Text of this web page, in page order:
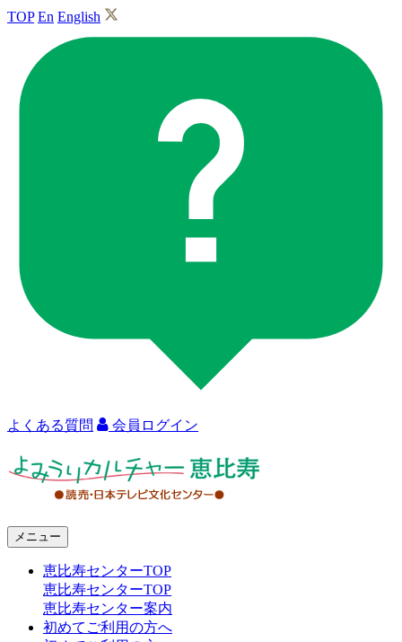
TOP En English
よくある質問 会員ログイン
メニュー
恵比寿センターTOP
恵比寿センターTOP
恵比寿センター案内
初めてご利用の方へ